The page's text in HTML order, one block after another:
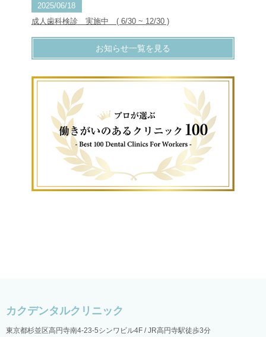
2025/06/18
成人歯科検診 実施中 ( 6/30 ~ 12/30 )
お知らせ一覧を見る
東京都杉並区高円寺南4-23-5シンワビル4F / JR高円寺駅徒歩3分